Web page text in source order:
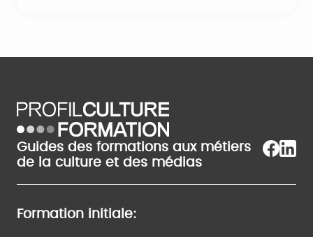
Guides des formations aux métiers
de la culture et des médias
Formation initiale: